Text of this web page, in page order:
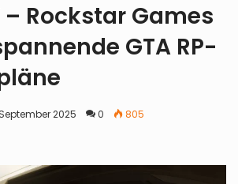
– Rockstar Games
GTA RP-
2025 0
805